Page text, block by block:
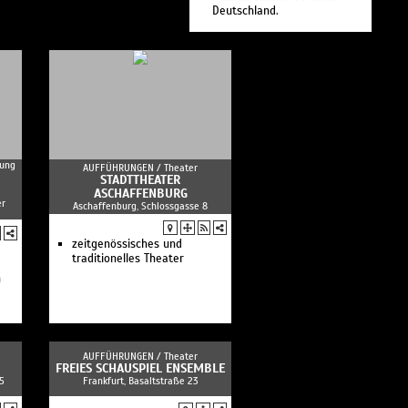
Deutschland.
AUFFÜHRUNGEN / Theater
STADTTHEATER
ASCHAFFENBURG
Aschaffenburg, Schlossgasse 8
zeitgenössisches und
traditionelles Theater
AUFFÜHRUNGEN / Theater
FREIES SCHAUSPIEL ENSEMBLE
Frankfurt, Basaltstraße 23